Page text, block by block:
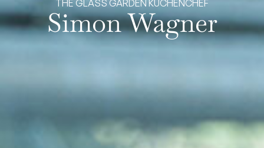
THE GLASS GARDEN KÜCHENCHEF
Simon Wagner